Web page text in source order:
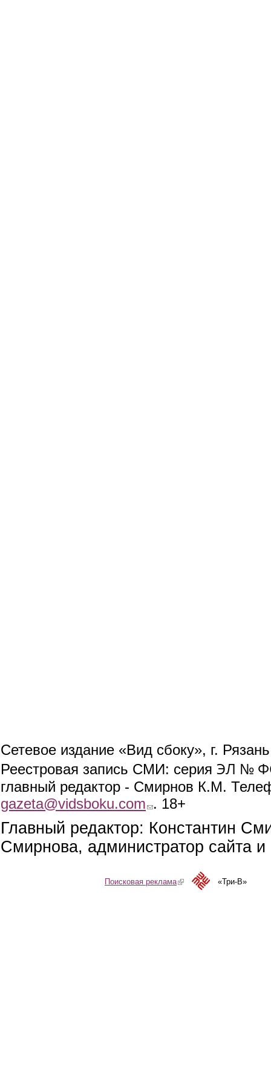
Сетевое издание «Вид сбоку», г.
Реестровая запись СМИ: серия ЭЛ №
главный редактор - Смирнов К.М.
gazeta@vidsboku.com (link sends e-mail)
. 18+
Главный редактор: Константин
Смирнова, администратор сайта
Поисковая реклама(link is external)«Три-В»